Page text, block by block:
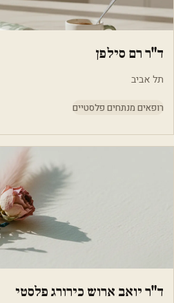
ד"ר רם סילפן
תל אביב
רופאים מנתחים פלסטיים
ד"ר יואב ארוש כירורג פלסטי